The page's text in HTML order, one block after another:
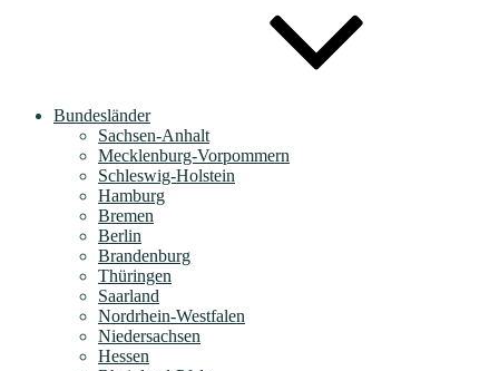
Bundesländer
Sachsen-Anhalt
Mecklenburg-Vorpommern
Schleswig-Holstein
Hamburg
Bremen
Berlin
Brandenburg
Thüringen
Saarland
Nordrhein-Westfalen
Niedersachsen
Hessen